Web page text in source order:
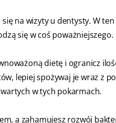
się na wizyty u dentysty. W
się w coś poważniejszego.
dietę i ogranicz
lepiej spożywaj je wraz z
w tych pokarmach.
a zahamujesz rozwój